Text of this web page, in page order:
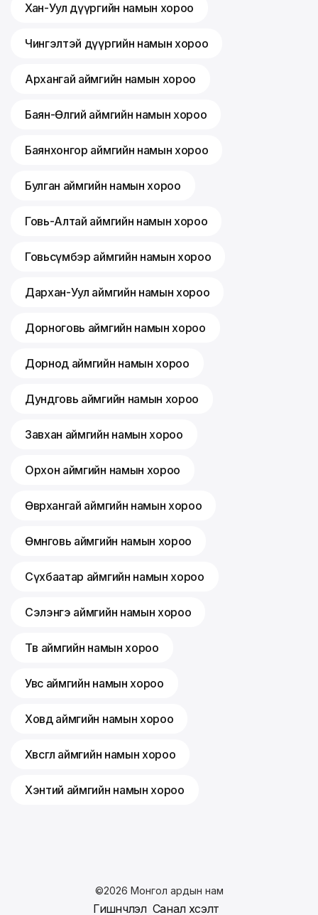
Хан-Уул дүүргийн намын хороо
Чингэлтэй дүүргийн намын хороо
Архангай аймгийн намын хороо
Баян-Өлгий аймгийн намын хороо
Баянхонгор аймгийн намын хороо
Булган аймгийн намын хороо
Говь-Алтай аймгийн намын хороо
Говьсүмбэр аймгийн намын хороо
Дархан-Уул аймгийн намын хороо
Дорноговь аймгийн намын хороо
Дорнод аймгийн намын хороо
Дундговь аймгийн намын хороо
Завхан аймгийн намын хороо
Орхон аймгийн намын хороо
Өвөрхангай аймгийн намын хороо
Өмнөговь аймгийн намын хороо
Сүхбаатар аймгийн намын хороо
Сэлэнгэ аймгийн намын хороо
Төв аймгийн намын хороо
Увс аймгийн намын хороо
Ховд аймгийн намын хороо
Хөвсгөл аймгийн намын хороо
Хэнтий аймгийн намын хороо
©2026 Монгол ардын нам
Гишүүнчлэл Санал хүсэлт